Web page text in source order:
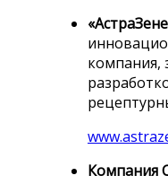
компания,
Компания